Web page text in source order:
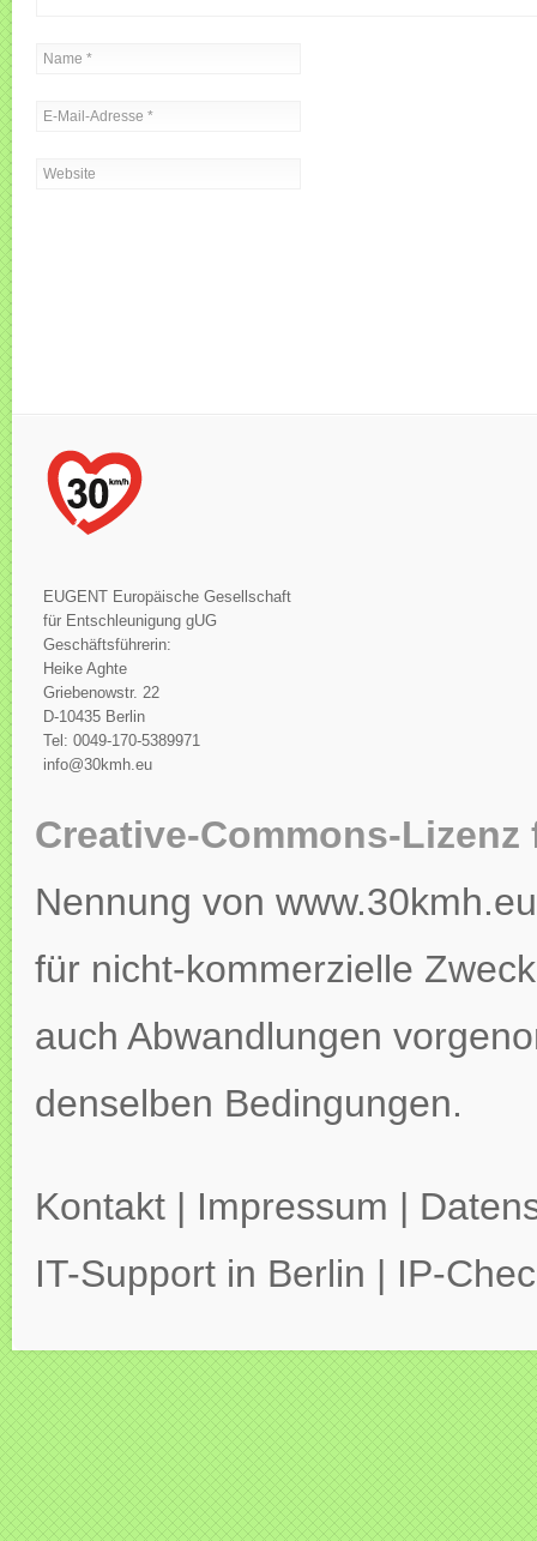
EUGENT Europäische Gesellschaft
für Entschleunigung gUG
Geschäftsführerin:
Heike Aghte
Griebenowstr. 22
D-10435 Berlin
Tel: 0049-170-5389971
info@30kmh.eu
Creative-Commons-
Nennung von
für nicht-kommerzielle
auch Abwandlungen
denselben Bedingungen.
Kontakt | Impressum |
IT-Support in Berlin | IP-